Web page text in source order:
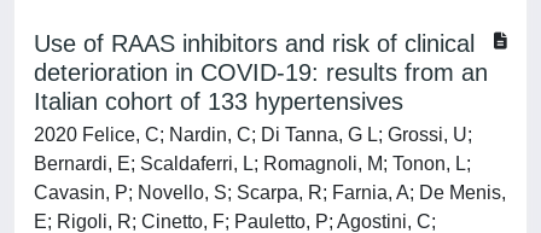
Use of RAAS inhibitors and risk of clinical
deterioration in COVID-19: results from an
Italian cohort of 133 hypertensives
2020 Felice, C; Nardin, C; Di Tanna, G L; Grossi, U;
Bernardi, E; Scaldaferri, L; Romagnoli, M; Tonon, L;
Cavasin, P; Novello, S; Scarpa, R; Farnia, A; De Menis,
E; Rigoli, R; Cinetto, F; Pauletto, P; Agostini, C;